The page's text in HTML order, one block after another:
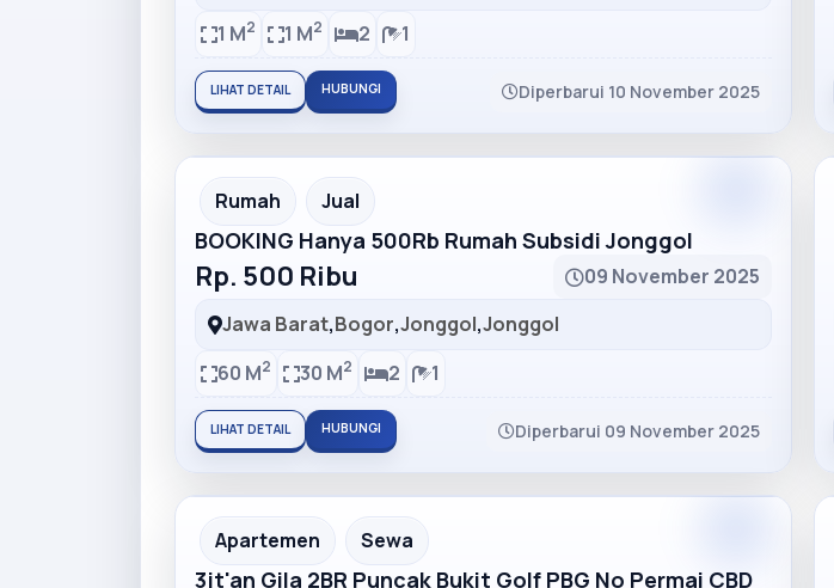
1 M2 1 M2 2 1
LIHAT DETAIL HUBUNGI Diperbarui 10 November 2025
Partner Ad
Rumah Jual
BOOKING Hanya 500Rb Rumah Subsidi Jonggol
Rp. 500 Ribu
09 November 2025
Jawa Barat,Bogor,Jonggol,Jonggol
60 M2 30 M2 2 1
LIHAT DETAIL HUBUNGI Diperbarui 09 November 2025
Partner Ad
Apartemen Sewa
3jt'an Gila 2BR Puncak Bukit Golf PBG No Permai CBD